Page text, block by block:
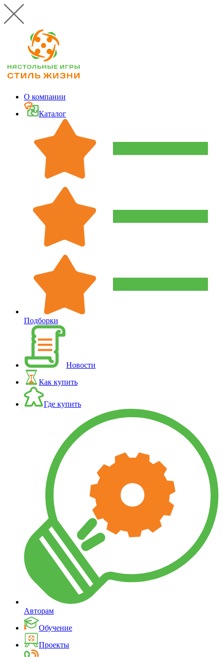
О компании
Каталог
Подборки
Новости
Как купить
Где купить
Авторам
Обучение
Проекты